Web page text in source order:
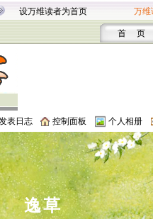
设万维读者为首页 万维
首 页
表日志 控制面板 个人相册
逸草